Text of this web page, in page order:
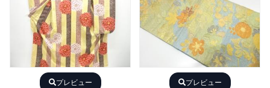
プレビュー プレビュー